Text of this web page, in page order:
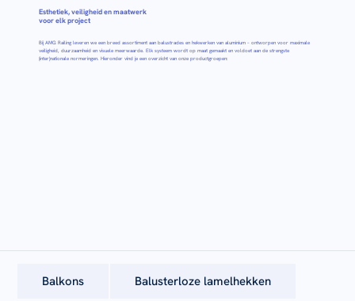
Esthetiek, veiligheid en maatwerk
voor elk project
Bij AMG Railing leveren we een breed assortiment aan balustrades en hekwerken van aluminium – ontworpen voor maximale
veiligheid, duurzaamheid en visuele meerwaarde. Elk systeem wordt op maat gemaakt en voldoet aan de strengste
(inter)nationale normeringen. Hieronder vind je een overzicht van onze productgroepen:
Balkons Balusterloze lamelhekken